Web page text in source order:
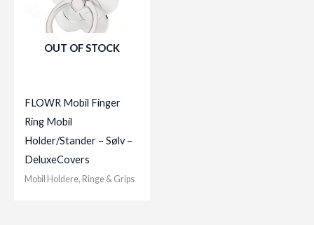
OUT OF STOCK
FLOWR Mobil Finger
Ring Mobil
Holder/Stander – Sølv –
DeluxeCovers
Mobil Holdere, Ringe & Grips